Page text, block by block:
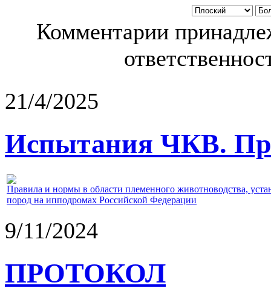
Комментарии
21/4/2025
Испытания ЧКВ.
Правила и нормы в области племенного животноводства,
пород на ипподромах Российской Федерации
9/11/2024
ПРОТОКОЛ